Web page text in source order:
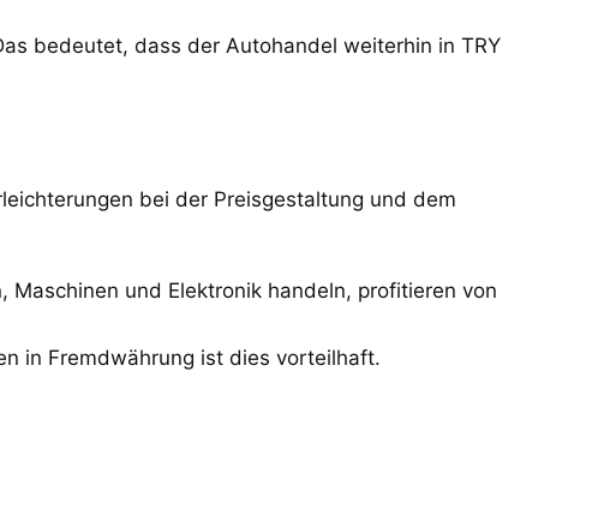
bedeutet, dass der Autohandel weiterhin in TRY
bei der Preisgestaltung und dem
und Elektronik handeln, profitieren von
in Fremdwährung ist dies vorteilhaft.